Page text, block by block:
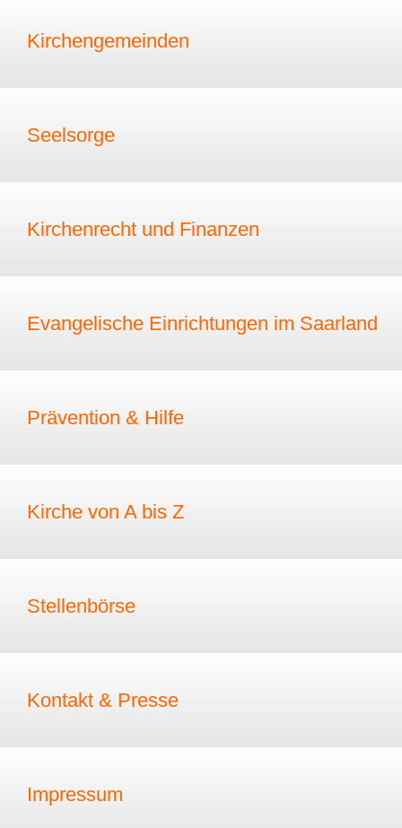
Kirchengemeinden
Seelsorge
Kirchenrecht und Finanzen
Evangelische Einrichtungen im Saarland
Prävention & Hilfe
Kirche von A bis Z
Stellenbörse
Kontakt & Presse
Impressum